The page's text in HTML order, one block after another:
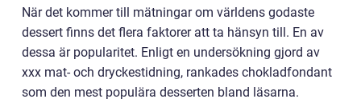
När det kommer till mätningar om världens godaste
dessert finns det flera faktorer att ta hänsyn till. En av
dessa är popularitet. Enligt en undersökning gjord av
xxx mat- och dryckestidning, rankades chokladfondant
som den mest populära desserten bland läsarna.